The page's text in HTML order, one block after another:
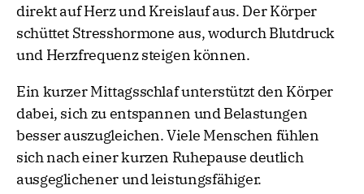
direkt auf Herz und Kreislauf aus. Der Körper
schüttet Stresshormone aus, wodurch Blutdruck
und Herzfrequenz steigen können.
Ein kurzer Mittagsschlaf unterstützt den Körper
dabei, sich zu entspannen und Belastungen
besser auszugleichen. Viele Menschen fühlen
sich nach einer kurzen Ruhepause deutlich
ausgeglichener und leistungsfähiger.